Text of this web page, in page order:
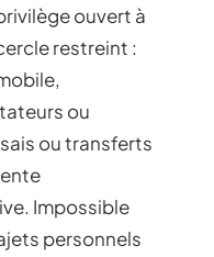
ouvert à
restreint :
ou
ou transferts
Impossible
personnels